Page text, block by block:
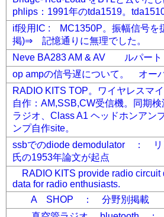
phlips：1991年のtda1519。
if段用IC : MC1350P。振幅信号を
掲)⇒ 記憶通りに無理でした。
Neve BA283 AM & AV ルパート
op ampの信号遅について。 オー
RADIO KITS TOP。ワイヤレスマ
自作：AM,SSB,CW受信機。同期
ラジオ、Class A1 ヘッドホンアン
ンプ自作site。
ssbでのdiode demodulator ： リ
氏の1953年論文が起点
RADIO KITS provide radio circuit
data for radio enthusiasts.
A SHOP ： 分野別掲載